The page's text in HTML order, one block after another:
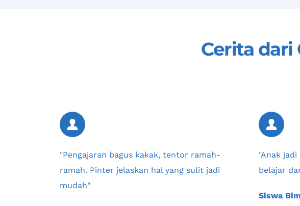
Cerita dari
"Pengajaran bagus kakak, tentor ramah-
ramah. Pinter jelaskan hal yang sulit jadi
mudah"
"Anak
belajar
Siswa